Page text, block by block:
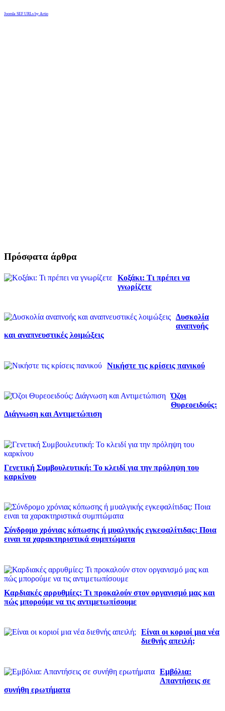
Joomla SEF URLs by Artio
Πρόσφατα άρθρα
Κοξάκι: Τι πρέπει να
γνωρίζετε
Δυσκολία
αναπνοής
και αναπνευστικές λοιμώξεις
Νικήστε τις κρίσεις πανικού
Όζοι
Θυρεοειδούς:
Διάγνωση και Αντιμετώπιση
Γενετική Συμβουλευτική: Το κλειδί για την πρόληψη του
καρκίνου
Σύνδρομο χρόνιας κόπωσης ή μυαλγικής εγκεφαλίτιδας: Ποια
ειναι τα χαρακτηριστικά συμπτώματα
Καρδιακές αρρυθμίες: Τι προκαλούν στον οργανισμό μας και
πώς μπορούμε να τις αντιμετωπίσουμε
Είναι οι κοριοί μια νέα
διεθνής απειλή;
Εμβόλια:
Απαντήσεις σε
συνήθη ερωτήματα